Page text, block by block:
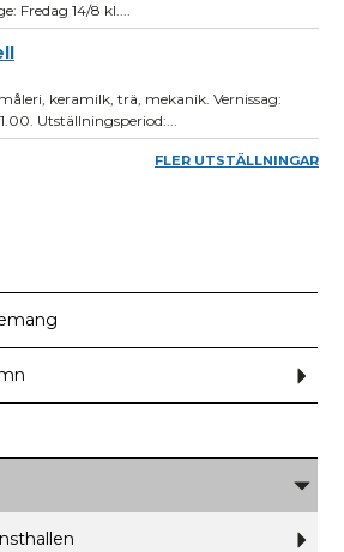
Fredag 14/8 kl....
keramilk, trä, mekanik. Vernissag:
Utställningsperiod:...
FLER UTSTÄLLNINGAR
för